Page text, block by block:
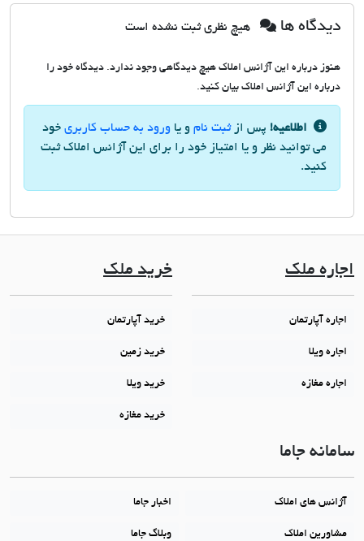
دیدگاه ها هیچ نظری ثبت نشده است
هنوز درباره این آژانس املاک هیچ دیدگاهی وجود ندارد. دیدگاه خود را
درباره این آژانس املاک بیان کنید.
اطلاعیه! پس ازثبت نام و یا ورود به حساب کاربری خود
می توانید نظر و یا امتیاز خود را برای این آژانس املاک ثبت
کنید.
اجاره ملک
اجاره آپارتمان
اجاره ویلا
اجاره مغازه
خرید ملک
خرید آپارتمان
خرید زمین
خرید ویلا
خرید مغازه
سامانه جاما
آژانس های املاک اخبار جاما
مشاورین املاک وبلاگ جاما